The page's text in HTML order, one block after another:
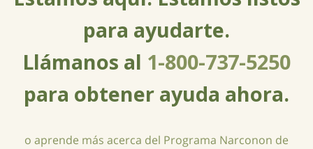
para ayudarte.
Llámanos al 1-800-737-5250
para obtener ayuda ahora.
o aprende más acerca del Programa Narconon de